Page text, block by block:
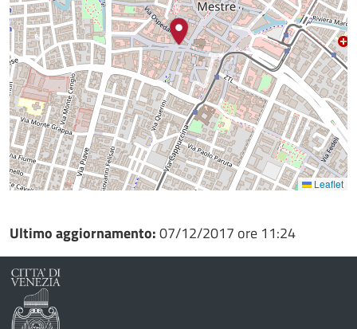
Leaflet
Ultimo aggiornamento:07/12/2017 ore 11:24